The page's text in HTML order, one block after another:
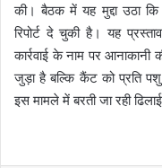
की। बैठक में यह मुद्दा उठा
रिपोर्ट दे चुकी है। यह
कार्रवाई के नाम पर
जुड़ा है बल्कि कैंट को प्रति पशु
इस मामले में बरती जा रही